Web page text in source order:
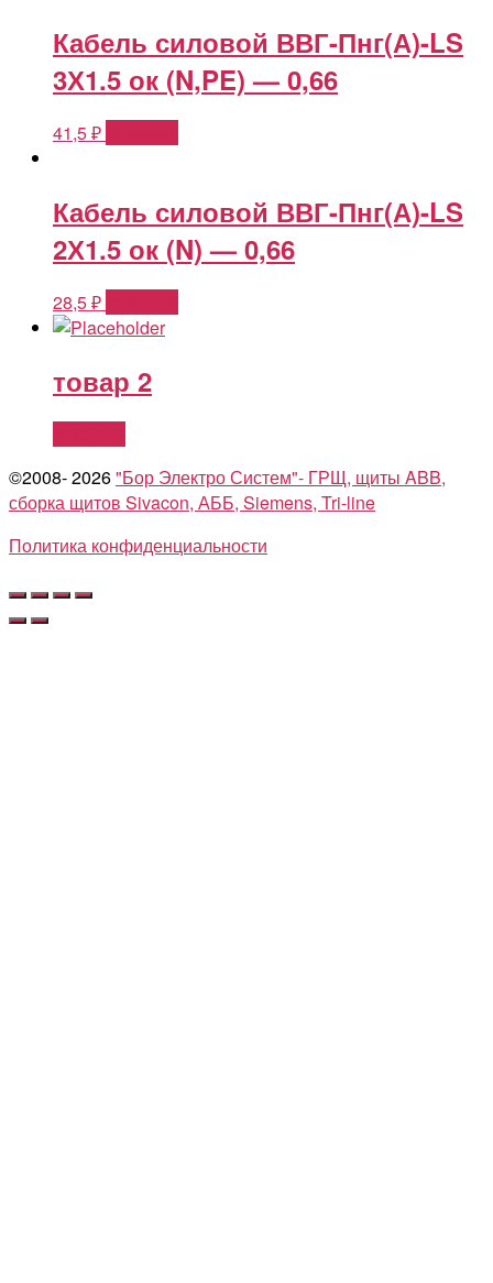
Кабель силовой ВВГ-Пнг(А)-LS
3Х1.5 ок (N,PE) — 0,66
41,5₽
Кабель силовой ВВГ-Пнг(А)-LS
2Х1.5 ок (N) — 0,66
28,5₽
товар 2
©2008- 2026"Бор Электро Систем"- ГРЩ, щиты ABB,
сборка щитов Sivacon, АББ, Siemens, Tri-line
Политика конфиденциальности